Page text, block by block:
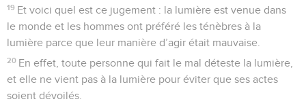
19 Et voici quel est ce jugement : la lumière est venue dans
le monde et les hommes ont préféré les ténèbres à la
lumière parce que leur manière d’agir était mauvaise.
20 En effet, toute personne qui fait le mal déteste la lumière,
et elle ne vient pas à la lumière pour éviter que ses actes
soient dévoilés.